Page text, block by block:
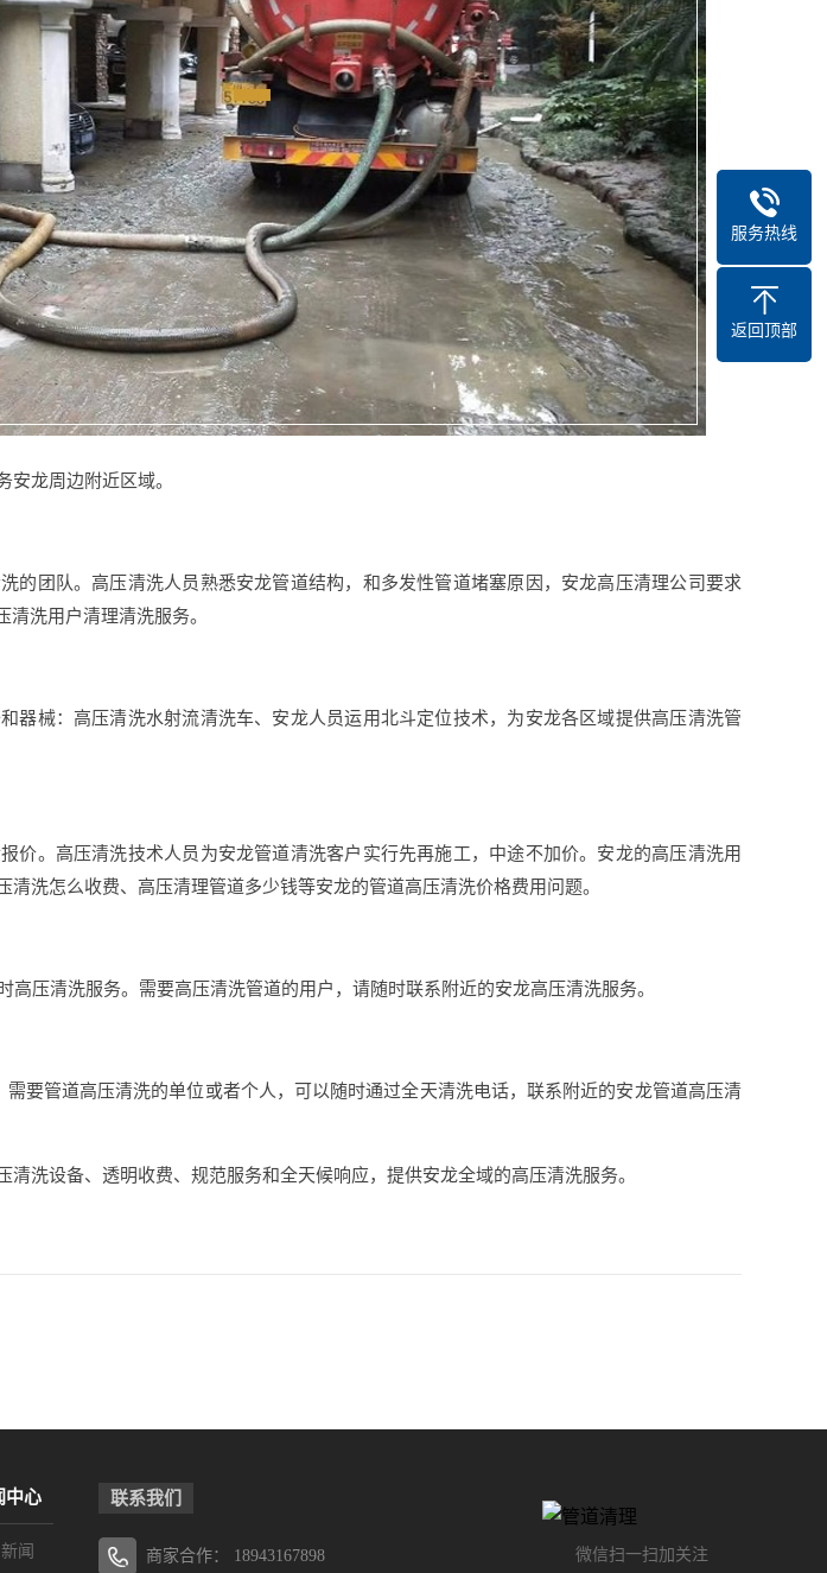
龙周边附近区域。
的团队。高压清洗人员熟悉安龙管道结构，和多发性管道堵塞原因，安龙高压清理公司要求
洗用户清理清洗服务。
器械：高压清洗水射流清洗车、安龙人员运用北斗定位技术，为安龙各区域提供高压清洗管
。高压清洗技术人员为安龙管道清洗客户实行先再施工，中途不加价。安龙的高压清洗用
洗怎么收费、高压清理管道多少钱等安龙的管道高压清洗价格费用问题。
压清洗服务。需要高压清洗管道的用户，请随时联系附近的安龙高压清洗服务。
要管道高压清洗的单位或者个人，可以随时通过全天清洗电话，联系附近的安龙管道高压清
清洗设备、透明收费、规范服务和全天候响应，提供安龙全域的高压清洗服务。
中心
闻 微信扫一扫加关注
联系我们
商家合作： 18943167898
服务热线
返回顶部